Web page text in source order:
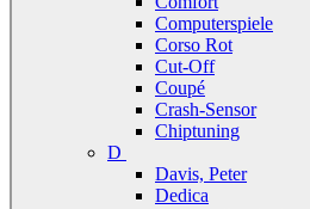
Computerspiele
Corso Rot
Cut-Off
Coupé
Crash-Sensor
Chiptuning
D
Davis, Peter
Dedica